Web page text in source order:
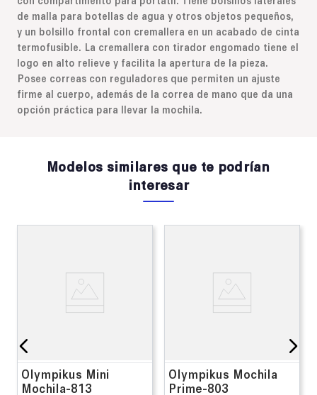
de malla para botellas de agua y otros objetos pequeños,
y un bolsillo frontal con cremallera en un acabado de cinta
termofusible. La cremallera con tirador engomado tiene el
logo en alto relieve y facilita la apertura de la pieza.
Posee correas con reguladores que permiten un ajuste
firme al cuerpo, además de la correa de mano que da una
opción práctica para llevar la mochila.
Modelos similares que te podrían
interesar
Olympikus Mini
Mochila-813
Olympikus Mochila
Prime-803